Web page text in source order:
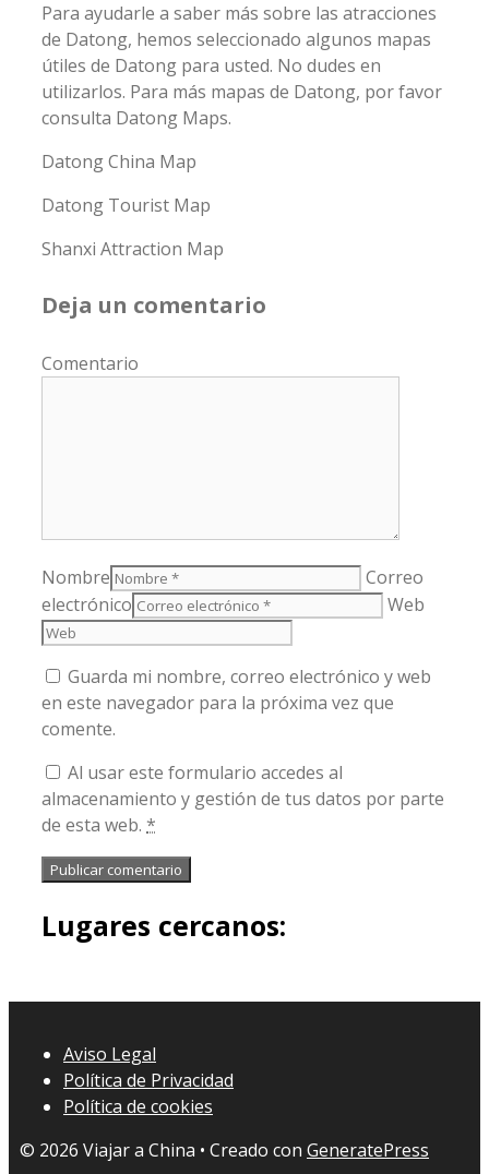
Para ayudarle a saber más sobre las atracciones
de Datong, hemos seleccionado algunos mapas
útiles de Datong para usted. No dudes en
utilizarlos. Para más mapas de Datong, por favor
consulta Datong Maps.
Datong China Map
Datong Tourist Map
Shanxi Attraction Map
Deja un comentario
Comentario
Nombre
Correo
electrónico
Web
Guarda mi nombre, correo electrónico y web
en este navegador para la próxima vez que
comente.
Al usar este formulario accedes al
almacenamiento y gestión de tus datos por parte
de esta web. *
Lugares cercanos:
Aviso Legal
Política de Privacidad
Política de cookies
© 2026 Viajar a China • Creado con GeneratePress